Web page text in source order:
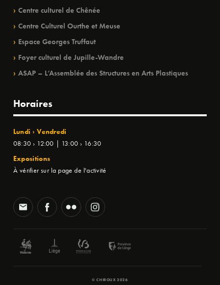
Centre culturel de Chênée
Centre Culturel Ourthe et Meuse
Espace Georges Truffaut
Foyer culturel de Jupille-Wandre
ASAP – L’Assemblée des Structures en Arts Plastiques
Horaires
Lundi › Vendredi
08:30 › 12:00 | 13:00 › 16:30
Expositions
À vérifier sur la page de l'activité
© CHIROUX 2026